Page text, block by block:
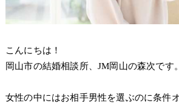
こんにちは！
岡山市の結婚相談所、JM岡山の森次です。
女性の中にはお相手男性を選ぶのに条件